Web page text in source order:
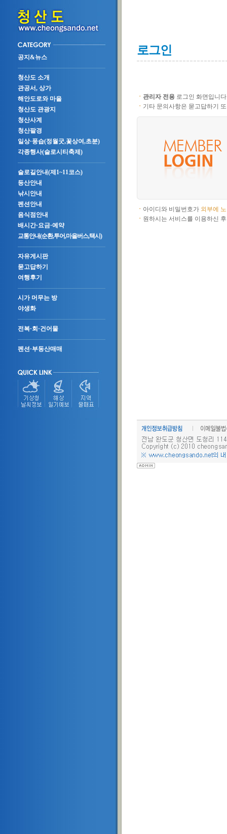
공지&뉴스
청산도 소개
관공서, 상가
해안도로와 마을
청산도 관광지
청산사계
청산팔경
일상·풍습(정월굿,꽃상여,초분)
각종행사(슬로시티축제)
슬로길안내(제1~11코스)
등산안내
낚시안내
펜션안내
음식점안내
배시간·요금·예약
교통안내(순환,투어,마을버스,택시)
자유게시판
묻고답하기
여행후기
시가 머무는 방
야생화
전복·회·건어물
펜션·부동산매매
로그인
ㆍ 관리자 전용 로그인 화면입니
ㆍ 기타 문의사항은 묻고답하기
ㆍ 아이디와 비밀번호가 외부에
ㆍ 원하시는 서비스를 이용하신